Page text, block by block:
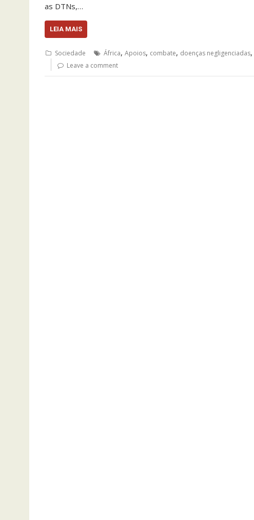
as DTNs,…
LEIA MAIS
Sociedade África, Apoios, combate, doenças negligenciadas,
Leave a comment